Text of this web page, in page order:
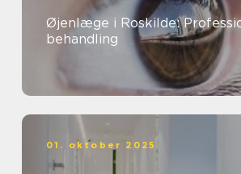
Øjenlæge i Roskilde:
behandling
01. oktober 2025